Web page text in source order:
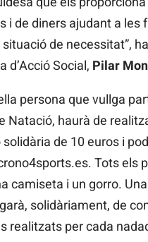
i de diners ajudant a les
situació de necessitat”,
d’Acció Social, Pilar
persona que vullga
Natació, haurà de
de 10 euros i
Tots els
camiseta i un gorro.
solidàriament, de
realitzats per cada